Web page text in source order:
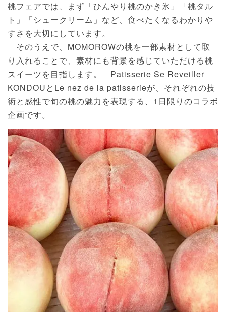
桃フェアでは、まず「ひんやり桃のかき氷」「桃タル
ト」「シュークリーム」など、食べたくなるわかりや
すさを大切にしています。
そのうえで、MOMOROWの桃を一部素材として取
り入れることで、素材にも背景を感じていただける桃
スイーツを目指します。 Patisserie Se Reveiller
KONDOUとLe nez de la patisserieが、それぞれの技
術と感性で旬の桃の魅力を表現する、1日限りのコラボ
企画です。